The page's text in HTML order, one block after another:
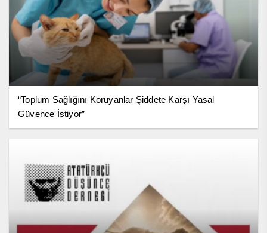
“Toplum Sağlığını Koruyanlar Şiddete Karşı Yasal
Güvence İstiyor”